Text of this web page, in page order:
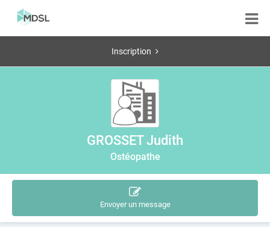
Inscription
GROSSET Judith
Ostéopathe
Envoyer un message